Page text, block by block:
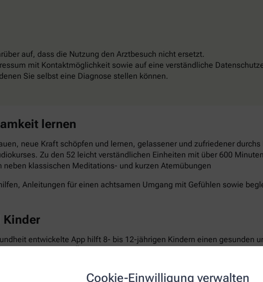
Cookie-Einwilligung verwalten
auf, dass die Nutzung den Arztbesuch nicht ersetzt.
mit Kontaktmöglichkeit sowie auf eine verständliche
Sie selbst eine Diagnose stellen können.
lernen
neue Kraft schöpfen und lernen, gelassener und zufriedener
Zu den 52 leicht verständlichen Einheiten mit über 600
neben klassischen Meditations- und kurzen Atemübungen
Anleitungen für einen achtsamen Umgang mit Gefühlen sowie
Kinder
entwickelte App hilft 8- bis 12-jährigen Kindern einen gesunden
Übungen setzen sie sich aktiv mit den Themen
Aufgaben laden dazu ein, Neues auszuprobieren und
zu integrieren. Gleichzeitig fördert die App die